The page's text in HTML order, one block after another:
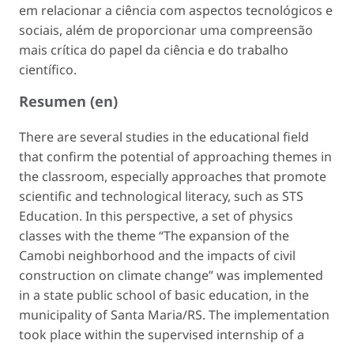
em relacionar a ciência com aspectos tecnológicos e
sociais, além de proporcionar uma compreensão
mais crítica do papel da ciência e do trabalho
científico.
Resumen (en)
There are several studies in the educational field
that confirm the potential of approaching themes in
the classroom, especially approaches that promote
scientific and technological literacy, such as STS
Education. In this perspective, a set of physics
classes with the theme “The expansion of the
Camobi neighborhood and the impacts of civil
construction on climate change” was implemented
in a state public school of basic education, in the
municipality of Santa Maria/RS. The implementation
took place within the supervised internship of a